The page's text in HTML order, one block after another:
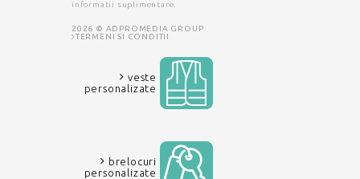
informatii suplimentare.
2026 © ADPROMEDIA GROUP
TERMENI SI CONDITII
veste
personalizate
brelocuri
personalizate